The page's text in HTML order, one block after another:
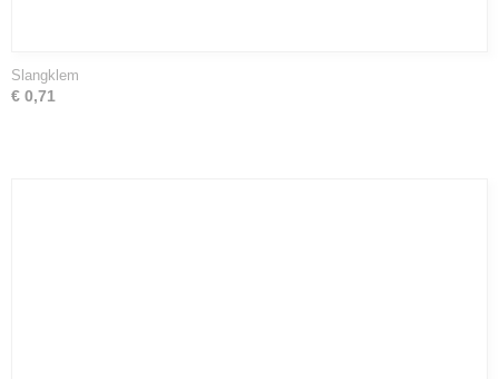
Slangklem
€ 0,71